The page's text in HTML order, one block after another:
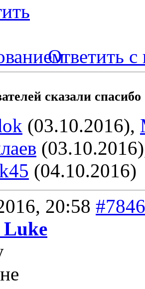
Ответить с
сказали
(03.10.2016),
(04.10.2016)
20:58 #7846